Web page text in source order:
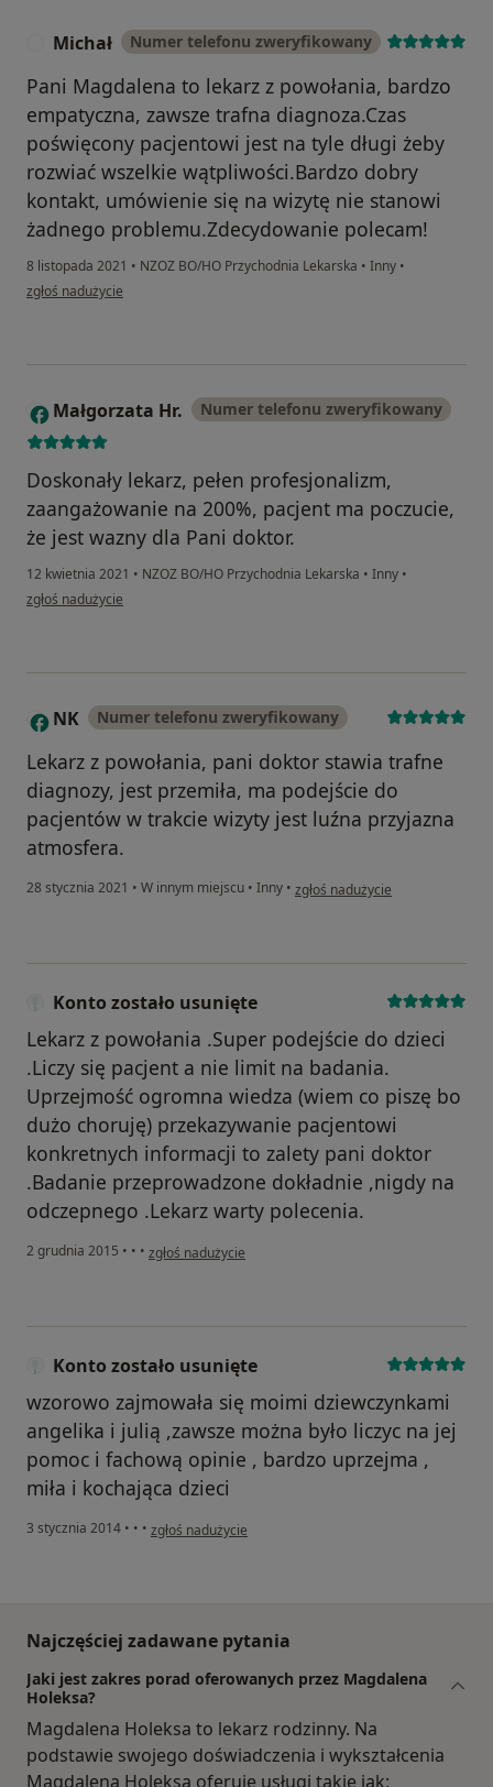
Michał Numer telefonu zweryfikowany
Pani Magdalena to lekarz z powołania, bardzo
empatyczna, zawsze trafna diagnoza.Czas
poświęcony pacjentowi jest na tyle długi żeby
rozwiać wszelkie wątpliwości.Bardzo dobry
kontakt, umówienie się na wizytę nie stanowi
żadnego problemu.Zdecydowanie polecam!
8 listopada 2021 • NZOZ BO/HO Przychodnia Lekarska • Inny •
w opinii użytkownika Michał
zgłoś nadużycie
M Małgorzata Hr. Numer telefonu zweryfikowany
Doskonały lekarz, pełen profesjonalizm,
zaangażowanie na 200%, pacjent ma poczucie,
że jest wazny dla Pani doktor.
12 kwietnia 2021 • NZOZ BO/HO Przychodnia Lekarska • Inny •
w opinii użytkownika Małgorzata Hr.
zgłoś nadużycie
N NK Numer telefonu zweryfikowany
Lekarz z powołania, pani doktor stawia trafne
diagnozy, jest przemiła, ma podejście do
pacjentów w trakcie wizyty jest luźna przyjazna
atmosfera.
28 stycznia 2021 • W innym miejscu • Inny • w opinii użytkownika NK
zgłoś nadużycie
Konto zostało usunięte
Lekarz z powołania .Super podejście do dzieci
.Liczy się pacjent a nie limit na badania.
Uprzejmość ogromna wiedza (wiem co piszę bo
dużo choruję) przekazywanie pacjentowi
konkretnych informacji to zalety pani doktor
.Badanie przeprowadzone dokładnie ,nigdy na
odczepnego .Lekarz warty polecenia.
2 grudnia 2015 • • • w opinii użytkownika Konto zostało usunięte
zgłoś nadużycie
Konto zostało usunięte
wzorowo zajmowała się moimi dziewczynkami
angelika i julią ,zawsze można było liczyc na jej
pomoc i fachową opinie , bardzo uprzejma ,
miła i kochająca dzieci
3 stycznia 2014 • • • w opinii użytkownika Konto zostało usunięte
zgłoś nadużycie
Najczęściej zadawane pytania
Jaki jest zakres porad oferowanych przez Magdalena
Holeksa?
Magdalena Holeksa to lekarz rodzinny. Na
podstawie swojego doświadczenia i wykształcenia
Magdalena Holeksa oferuje usługi takie jak: